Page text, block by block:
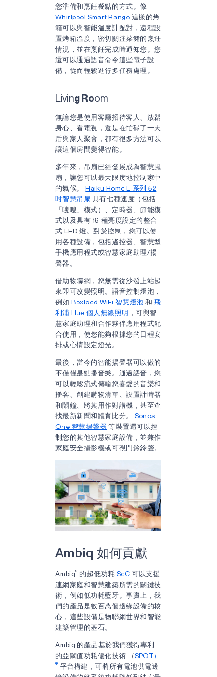
您準備和烹飪餐點的方式。像
Whirlpool Smart Range 這樣的烤
箱可以與智能溫度計配對，遠程設
置烤箱溫度，密切關注菜餚的烹飪
情況，並在烹飪完成時通知您。您
還可以通過語音命令這些電子設
備，從而輕鬆進行多任務處理。
Living Room
無論您是使用客廳招待客人、放鬆
身心、看電視，還是在忙碌了一天
后與家人聚會，都有很多方法可以
讓這個房間變得智能。
多年來，吊扇已經發展成為智慧風
扇，讓您可以最大限度地控制家中
的氣候。Haiku Home L 系列 52
吋智慧吊扇 具有七種速度（包括
「嗖嗖」模式）、定時器、節能模
式以及具有 16 種亮度設定的整合
式 LED 燈。對於控制，您可以使
用各種設備，包括遙控器、智慧型
手機應用程式或智慧家庭助理/揚
聲器。
借助物聯網，您無需從沙發上站起
來即可改變照明。語音控制燈泡，
例如Boxlood WiFi 智慧燈泡 和飛
利浦 Hue 個人無線照明 ，可與智
慧家庭助理和合作夥伴應用程式配
合使用，使您能夠根據您的日程安
排或心情設定燈光。
最後，當今的智能揚聲器可以做的
不僅僅是點播音樂。通過語音，您
可以輕鬆流式傳輸您喜愛的音樂和
播客、創建購物清單、設置計時器
和鬧鐘、將其用作對講機，甚至查
找最新新聞和體育比分。Sonos
One 智慧揚聲器 等裝置還可以控
制您的其他智慧家庭設備，並兼作
家庭安全攝影機或可視門鈴鈴聲。
Ambiq 如何貢獻
Ambiq® 的超低功耗 SoC 可以支援
連網家庭和智慧建築所需的關鍵技
術，例如低功耗藍牙。事實上，我
們的產品是數百萬個邊緣設備的核
心，這些設備是物聯網世界和智能
建築管理的基石。
Ambiq 的產品基於我們獲得專利
的亞閾值功耗優化技術 （SPOT）
® 平台構建，可將所有電池供電邊